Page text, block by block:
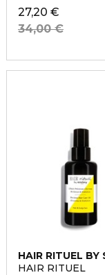
27,20 €
34,00 €
HAIR RITUEL BY
HAIR RITUEL